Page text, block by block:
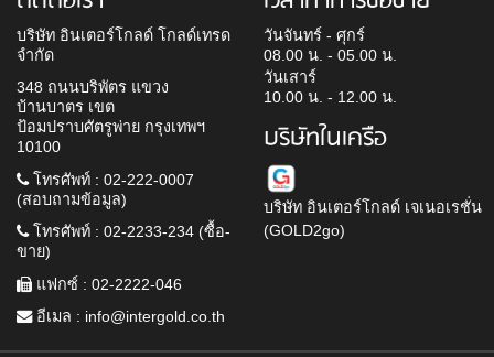
บริษัท อินเตอร์โกลด์ โกลด์เทรด
จำกัด
348 ถนนบริพัตร แขวง
บ้านบาตร เขต
ป้อมปราบศัตรูพ่าย กรุงเทพฯ
10100
โทรศัพท์ : 02-222-0007
(สอบถามข้อมูล)
โทรศัพท์ : 02-2233-234 (ซื้อ-
ขาย)
แฟกซ์ : 02-2222-046
อีเมล : info@intergold.co.th
วันจันทร์ - ศุกร์
08.00 น. - 05.00 น.
วันเสาร์
10.00 น. - 12.00 น.
บริษัทในเครือ
บริษัท อินเตอร์โกลด์ เจเนอเรชั่น
(GOLD2go)